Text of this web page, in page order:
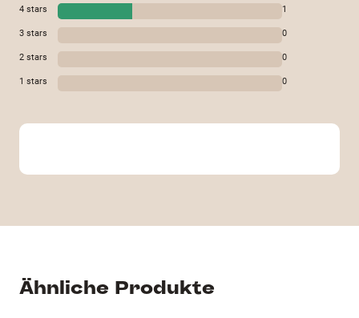
4 stars 1
3 stars 0
2 stars 0
1 stars 0
Ähnliche Produkte